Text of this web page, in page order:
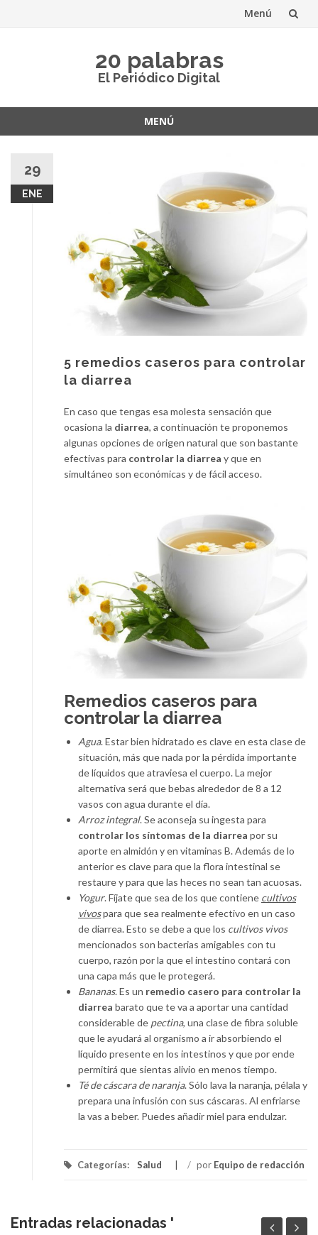
Menú
20 palabras
El Periódico Digital
MENÚ
contenido
29
ENE
5 remedios caseros para controlar
la diarrea
En caso que tengas esa molesta sensación que
ocasiona la diarrea, a continuación te proponemos
algunas opciones de origen natural que son bastante
efectivas para controlar la diarrea y que en
simultáneo son económicas y de fácil acceso.
Remedios caseros para
controlar la diarrea
Agua. Estar bien hidratado es clave en esta clase de
situación, más que nada por la pérdida importante
de líquidos que atraviesa el cuerpo. La mejor
alternativa será que bebas alrededor de 8 a 12
vasos con agua durante el día.
Arroz integral. Se aconseja su ingesta para
controlar los síntomas de la diarrea por su
aporte en almidón y en vitaminas B. Además de lo
anterior es clave para que la flora intestinal se
restaure y para que las heces no sean tan acuosas.
Yogur. Fíjate que sea de los que contiene cultivos
vivospara que sea realmente efectivo en un caso
de diarrea. Esto se debe a que los cultivos vivos
mencionados son bacterias amigables con tu
cuerpo, razón por la que el intestino contará con
una capa más que le protegerá.
Bananas. Es un remedio casero para controlar la
diarrea barato que te va a aportar una cantidad
considerable de pectina, una clase de fibra soluble
que le ayudará al organismo a ir absorbiendo el
líquido presente en los intestinos y que por ende
permitirá que sientas alivio en menos tiempo.
Té de cáscara de naranja. Sólo lava la naranja, pélala y
prepara una infusión con sus cáscaras. Al enfriarse
la vas a beber. Puedes añadir miel para endulzar.
Categorías: Salud / por Equipo de redacción
Entradas relacionadas '